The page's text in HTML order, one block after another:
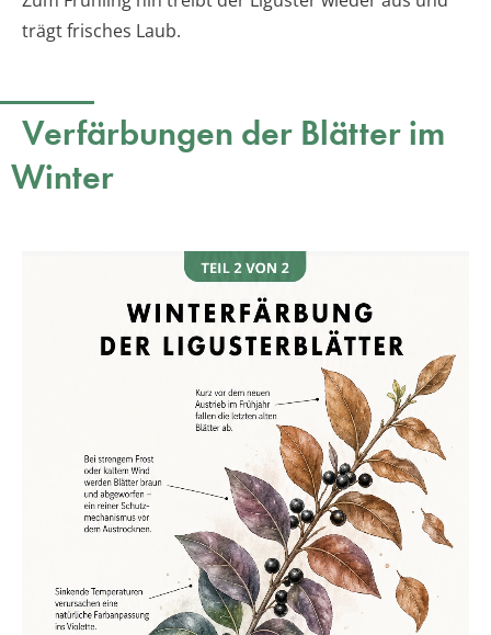
trägt frisches Laub.
Verfärbungen der Blätter im
Winter